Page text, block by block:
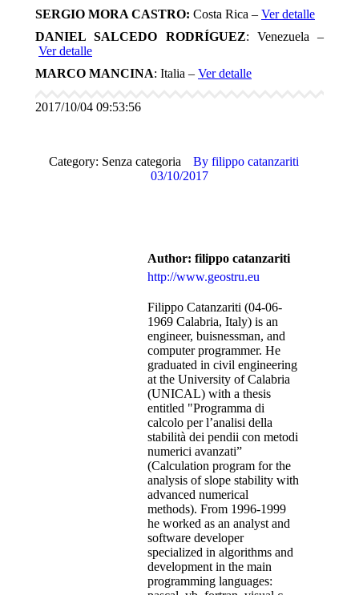
SERGIO MORA CASTRO: Costa Rica – Ver detalle
DANIEL SALCEDO RODRÍGUEZ: Venezuela –
Ver detalle
MARCO MANCINA: Italia – Ver detalle
2017/10/04 09:53:56
Category: Senza categoria By filippo catanzariti
03/10/2017
Author: filippo catanzariti
http://www.geostru.eu
Filippo Catanzariti (04-06-
1969 Calabria, Italy) is an
engineer, buisnessman, and
computer programmer. He
graduated in civil engineering
at the University of Calabria
(UNICAL) with a thesis
entitled "Programma di
calcolo per l’analisi della
stabilità dei pendii con metodi
numerici avanzati”
(Calculation program for the
analysis of slope stability with
advanced numerical
methods). From 1996-1999
he worked as an analyst and
software developer
specialized in algorithms and
development in the main
programming languages: